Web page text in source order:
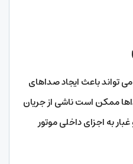
تواند باعث ایجاد صداهای
ممکن است ناشی از جریان
به اجزای داخلی موتور